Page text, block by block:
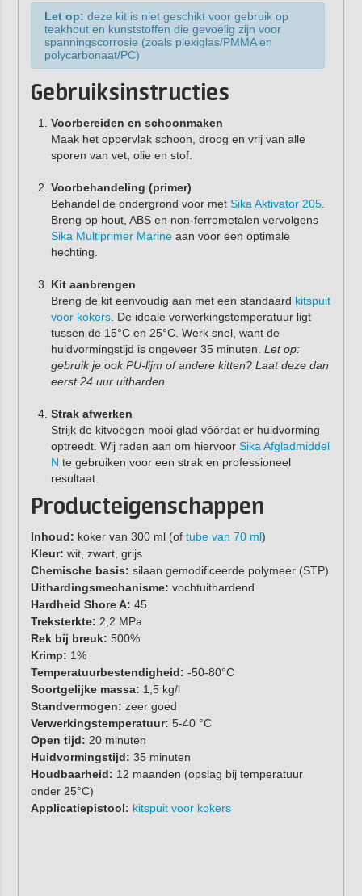
Let op: deze kit is niet geschikt voor gebruik op
teakhout en kunststoffen die gevoelig zijn voor
spanningscorrosie (zoals plexiglas/PMMA en
polycarbonaat/PC)
Gebruiksinstructies
Voorbereiden en schoonmaken
Maak het oppervlak schoon, droog en vrij van alle
sporen van vet, olie en stof.
Voorbehandeling (primer)
Behandel de ondergrond voor met Sika Aktivator 205.
Breng op hout, ABS en non-ferrometalen vervolgens
Sika Multiprimer Marineaan voor een optimale
hechting.
Kit aanbrengen
Breng de kit eenvoudig aan met een standaard kitspuit
voor kokers. De ideale verwerkingstemperatuur ligt
tussen de 15°C en 25°C. Werk snel, want de
huidvormingstijd is ongeveer 35 minuten. Let op:
gebruik je ook PU-lijm of andere kitten? Laat deze dan
eerst 24 uur uitharden.
Strak afwerken
Strijk de kitvoegen mooi glad vóórdat er huidvorming
optreedt. Wij raden aan om hiervoor Sika Afgladmiddel
N te gebruiken voor een strak en professioneel
resultaat.
Producteigenschappen
Inhoud: koker van 300 ml (of tube van 70 ml)
Kleur: wit, zwart, grijs
Chemische basis: silaan gemodificeerde polymeer (STP)
Uithardingsmechanisme: vochtuithardend
Hardheid Shore A: 45
Treksterkte: 2,2 MPa
Rek bij breuk: 500%
Krimp: 1%
Temperatuurbestendigheid: -50-80°C
Soortgelijke massa: 1,5 kg/l
Standvermogen: zeer goed
Verwerkingstemperatuur: 5-40 °C
Open tijd: 20 minuten
Huidvormingstijd: 35 minuten
Houdbaarheid: 12 maanden (opslag bij temperatuur
onder 25°C)
Applicatiepistool: kitspuit voor kokers